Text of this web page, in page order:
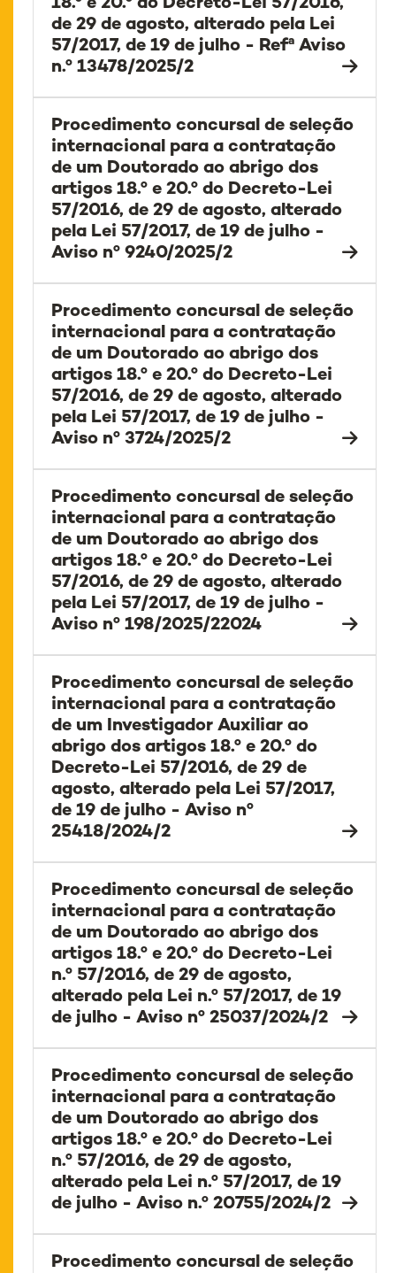
18.º e 20.º do Decreto-Lei 57/2016,
de 29 de agosto, alterado pela Lei
57/2017, de 19 de julho - Refª Aviso
n.º 13478/2025/2
Procedimento concursal de seleção
internacional para a contratação
de um Doutorado ao abrigo dos
artigos 18.º e 20.º do Decreto-Lei
57/2016, de 29 de agosto, alterado
pela Lei 57/2017, de 19 de julho -
Aviso nº 9240/2025/2
Procedimento concursal de seleção
internacional para a contratação
de um Doutorado ao abrigo dos
artigos 18.º e 20.º do Decreto-Lei
57/2016, de 29 de agosto, alterado
pela Lei 57/2017, de 19 de julho -
Aviso nº 3724/2025/2
Procedimento concursal de seleção
internacional para a contratação
de um Doutorado ao abrigo dos
artigos 18.º e 20.º do Decreto-Lei
57/2016, de 29 de agosto, alterado
pela Lei 57/2017, de 19 de julho -
Aviso nº 198/2025/22024
Procedimento concursal de seleção
internacional para a contratação
de um Investigador Auxiliar ao
abrigo dos artigos 18.º e 20.º do
Decreto-Lei 57/2016, de 29 de
agosto, alterado pela Lei 57/2017,
de 19 de julho - Aviso nº
25418/2024/2
Procedimento concursal de seleção
internacional para a contratação
de um Doutorado ao abrigo dos
artigos 18.º e 20.º do Decreto-Lei
n.º 57/2016, de 29 de agosto,
alterado pela Lei n.º 57/2017, de 19
de julho - Aviso nº 25037/2024/2
Procedimento concursal de seleção
internacional para a contratação
de um Doutorado ao abrigo dos
artigos 18.º e 20.º do Decreto-Lei
n.º 57/2016, de 29 de agosto,
alterado pela Lei n.º 57/2017, de 19
de julho - Aviso n.º 20755/2024/2
Procedimento concursal de seleção